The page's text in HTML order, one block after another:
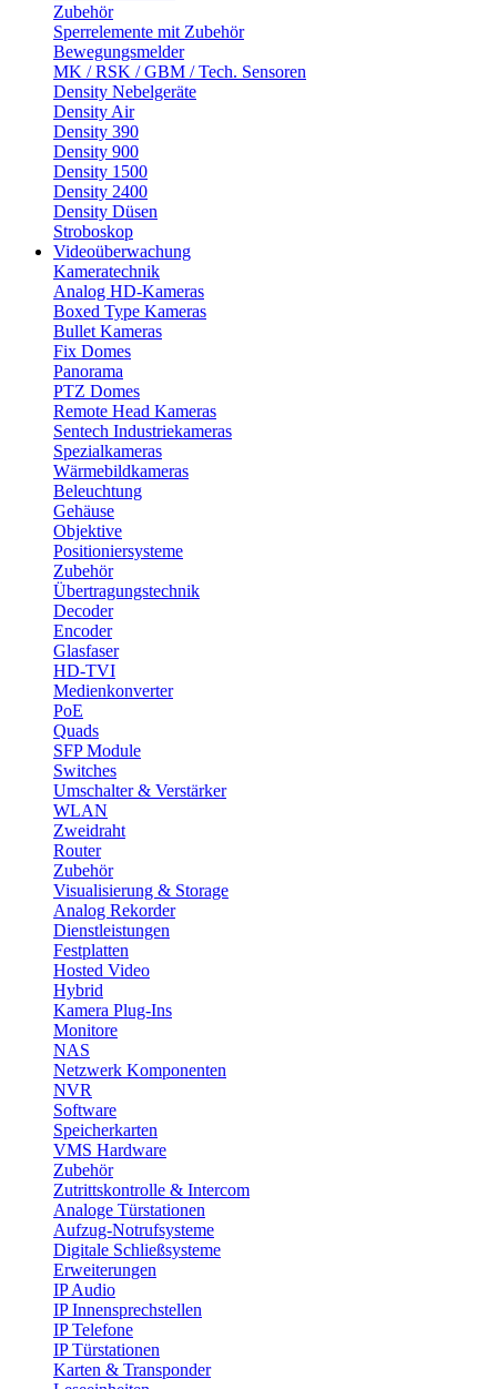
Zubehör
Sperrelemente mit Zubehör
Bewegungsmelder
MK / RSK / GBM / Tech. Sensoren
Density Nebelgeräte
Density Air
Density 390
Density 900
Density 1500
Density 2400
Density Düsen
Stroboskop
Videoüberwachung
Kameratechnik
Analog HD-Kameras
Boxed Type Kameras
Bullet Kameras
Fix Domes
Panorama
PTZ Domes
Remote Head Kameras
Sentech Industriekameras
Spezialkameras
Wärmebildkameras
Beleuchtung
Gehäuse
Objektive
Positioniersysteme
Zubehör
Übertragungstechnik
Decoder
Encoder
Glasfaser
HD-TVI
Medienkonverter
PoE
Quads
SFP Module
Switches
Umschalter & Verstärker
WLAN
Zweidraht
Router
Zubehör
Visualisierung & Storage
Analog Rekorder
Dienstleistungen
Festplatten
Hosted Video
Hybrid
Kamera Plug-Ins
Monitore
NAS
Netzwerk Komponenten
NVR
Software
Speicherkarten
VMS Hardware
Zubehör
Zutrittskontrolle & Intercom
Analoge Türstationen
Aufzug-Notrufsysteme
Digitale Schließsysteme
Erweiterungen
IP Audio
IP Innensprechstellen
IP Telefone
IP Türstationen
Karten & Transponder